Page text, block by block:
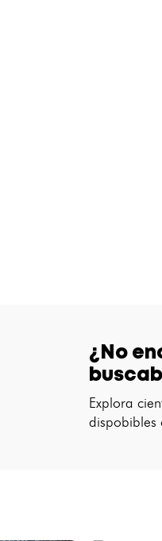
¿No
Explora
dispobibles